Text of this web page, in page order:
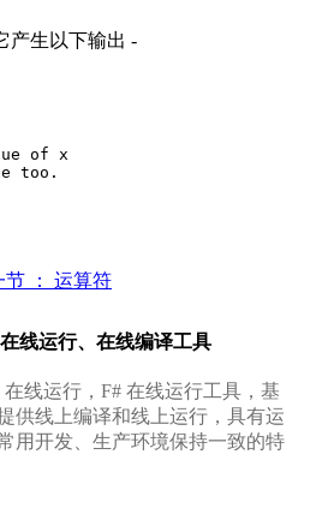
产生以下输出 -
of x
too.
节 ： 运算符
线运行、在线编译工具
线运行，F# 在线运行工具，基
供线上编译和线上运行，具有运
用开发、生产环境保持一致的特